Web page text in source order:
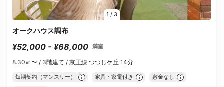
1 / 3
オークハウス調布
¥52,000 - ¥68,000 満室
8.30㎡〜 / 3階建て / 京王線 つつじケ丘 14分
短期契約（マンスリー） 家具・家電付き 敷金なし